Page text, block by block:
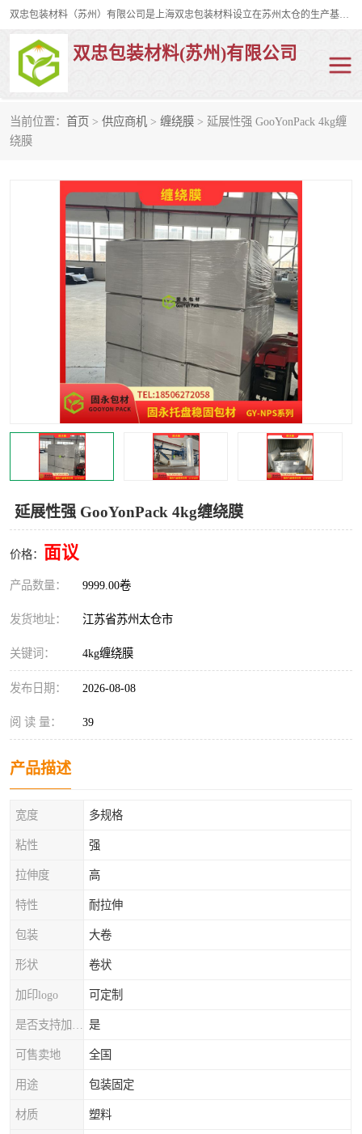
双忠包装材料（苏州）有限公司是上海双忠包装材料设立在苏州太仓的生产基地，占地约2万平米，产品主要有打孔缠绕膜，拉伸蜂窝纸，集装箱充气袋，滑托板，打包带，裹包网兜，防滑纸等箱体和托盘的运输和保护性包材。固永包材®，GooYon Pack®，是我们保护性包装材料的专属品牌。
双忠包装材料(苏州)有限公司
当前位置： 首页 > 供应商机 > 缠绕膜 > 延展性强 GooYonPack 4kg缠
绕膜
延展性强 GooYonPack 4kg缠绕膜
价格： 面议
产品数量： 9999.00卷
发货地址： 江苏省苏州太仓市
关键词： 4kg缠绕膜
发布日期： 2026-08-08
阅 读 量： 39
产品描述
宽度 多规格
粘性 强
拉伸度 高
特性 耐拉伸
包装 大卷
形状 卷状
加印logo 可定制
是
可售卖地 全国
用途 包装固定
材质 塑料
打孔缠绕膜
裹包网兜 纤维打包带
充气袋
缠绕膜
托盘裹包网兜
托盘捆绑带